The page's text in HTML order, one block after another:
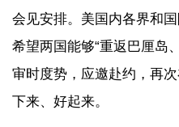
会见安排。美国内各界和
希望两国能够“重返巴厘岛
审时度势，应邀赴约，再
下来、好起来。